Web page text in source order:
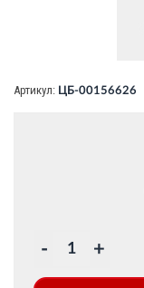
Артикул: ЦБ-00156626
+
-